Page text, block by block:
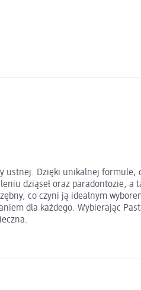
Dzięki unikalnej formule,
dziąseł oraz paradontozie,
co czyni ją idealnym
dla każdego. Wybierając